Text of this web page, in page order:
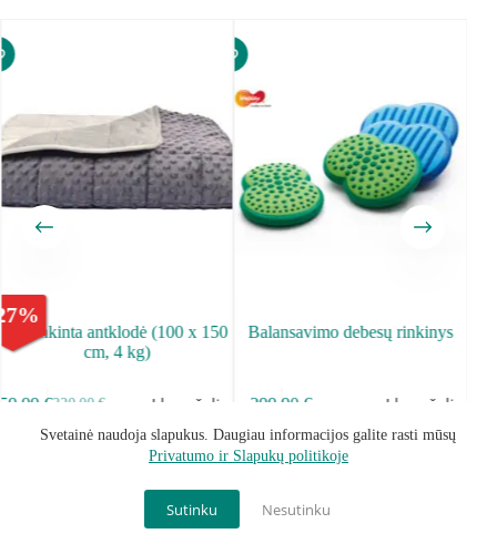
Svetainė naudoja slapukus. Daugiau informacijos galite rasti mūsų
Privatumo ir Slapukų politikoje
Sutinku Nesutinku
%
Pasunkinta antklodė (100 x 150
cm, 4 kg)
220.00€
€ Į krepšelį
Balansavimo debesų rinkinys
299.90 € Į krepšelį
Sąlygos ir taisyklės
Privatumo Politika
Become Our Partner